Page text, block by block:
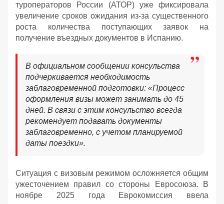
туроператоров России (АТОР) уже фиксировала
увеличение сроков ожидания из-за существенного
роста количества поступающих заявок на
получение въездных документов в Испанию.
В официальном сообщении консульства
подчеркивается необходимость
заблаговременной подготовки: «Процесс
оформления визы может занимать до 45
дней. В связи с этим консульство всегда
рекомендует подавать документы
заблаговременно, с учетом планируемой
даты поездки».
Ситуация с визовым режимом осложняется общим
ужесточением правил со стороны Евросоюза. В
ноябре 2025 года Еврокомиссия ввела